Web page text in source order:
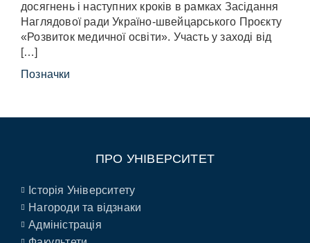
досягнень і наступних кроків в рамках Засідання
Наглядової ради Україно-швейцарського Проєкту
«Розвиток медичної освіти». Участь у заході від
[…]
Позначки
ПРО УНІВЕРСИТЕТ
Історія Університету
Нагороди та відзнаки
Адміністрація